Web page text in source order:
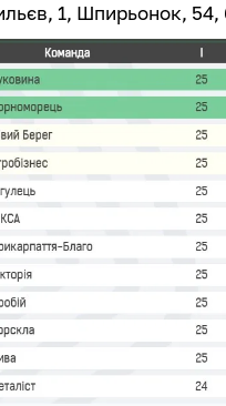
1, Шпирьонок, 54,